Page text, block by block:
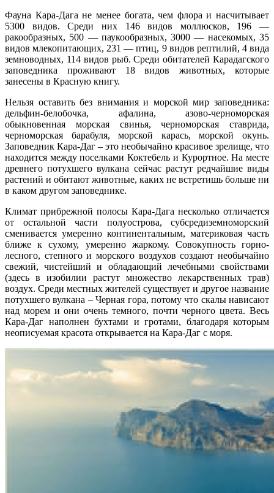
Фауна Кара-Дага не менее богата, чем флора и насчитывает
5300 видов. Среди них 146 видов моллюсков, 196 —
ракообразных, 500 — паукообразных, 3000 — насекомых, 35
видов млекопитающих, 231 — птиц, 9 видов рептилий, 4 вида
земноводных, 114 видов рыб. Cреди обитателей Карадагского
заповедника проживают 18 видов животных, которые
занесены в Красную книгу.
Нельзя оставить без внимания и морской мир заповедника:
дельфин-белобочка, афалина, азово-черноморская
обыкновенная морская свинья, черноморская ставрида,
черноморская барабуля, морской карась, морской окунь.
Заповедник Кара-Даг – это необычайно красивое зрелище, что
находится между поселками Коктебель и Курортное. На месте
древнего потухшего вулкана сейчас растут редчайшие виды
растений и обитают животные, каких не встретишь больше ни
в каком другом заповеднике.
Климат прибрежной полосы Кара-Дага несколько отличается
от остальной части полуострова, субсредиземноморский
сменивается умеренно континентальным, материковая часть
ближе к сухому, умеренно жаркому. Совокупность горно-
лесного, степного и морского воздухов создают необычайно
свежий, чистейший и обладающий лечебными свойствами
(здесь в изобилии растут множество лекарственных трав)
воздух. Среди местных жителей существует и другое название
потухшего вулкана – Черная гора, потому что скалы нависают
над морем и они очень темного, почти черного цвета. Весь
Кара-Даг наполнен бухтами и гротами, благодаря которым
неописуемая красота открывается на Кара-Даг с моря.